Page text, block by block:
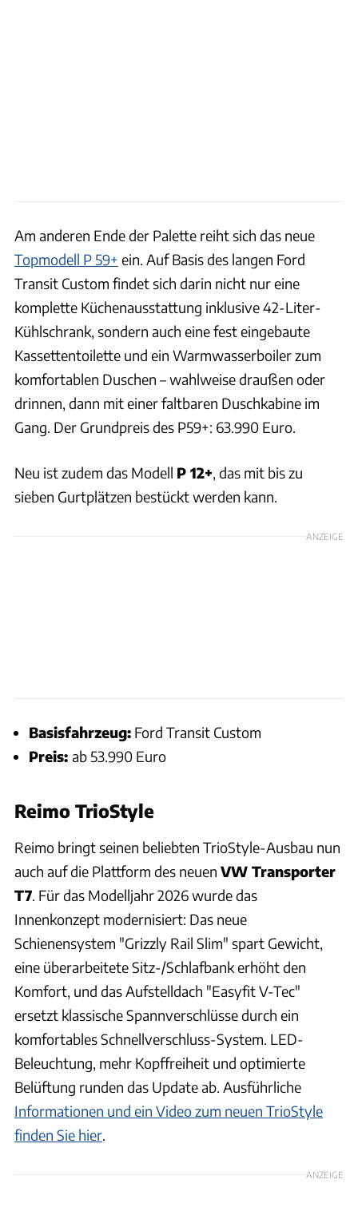
Am anderen Ende der Palette reiht sich das neue
Topmodell P 59+ ein. Auf Basis des langen Ford
Transit Custom findet sich darin nicht nur eine
komplette Küchenausstattung inklusive 42-Liter-
Kühlschrank, sondern auch eine fest eingebaute
Kassettentoilette und ein Warmwasserboiler zum
komfortablen Duschen – wahlweise draußen oder
drinnen, dann mit einer faltbaren Duschkabine im
Gang. Der Grundpreis des P59+: 63.990 Euro.
Neu ist zudem das Modell P 12+, das mit bis zu
sieben Gurtplätzen bestückt werden kann.
ANZEIGE
Basisfahrzeug: Ford Transit Custom
Preis: ab 53.990 Euro
Reimo TrioStyle
Reimo bringt seinen beliebten TrioStyle-Ausbau nun
auch auf die Plattform des neuen VW Transporter
T7. Für das Modelljahr 2026 wurde das
Innenkonzept modernisiert: Das neue
Schienensystem "Grizzly Rail Slim" spart Gewicht,
eine überarbeitete Sitz-/Schlafbank erhöht den
Komfort, und das Aufstelldach "Easyfit V-Tec"
ersetzt klassische Spannverschlüsse durch ein
komfortables Schnellverschluss-System. LED-
Beleuchtung, mehr Kopffreiheit und optimierte
Belüftung runden das Update ab. Ausführliche
Informationen und ein Video zum neuen TrioStyle
finden Sie hier.
ANZEIGE